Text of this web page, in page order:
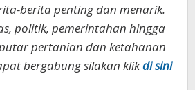
berita penting dan menarik.
politik, pemerintahan hingga
pertanian dan ketahanan
bergabung silakan klikdi sini